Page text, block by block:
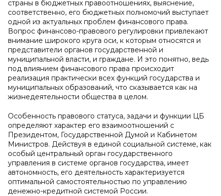
страны в бюджетных правоотношениях, выяснение,
соответственно, его бюджетных полномочий выступает
одной из актуальных проблем финансового права.
Вопрос финансово-правового регулировки привлекают
внимание широкого круга оси, к которым относятся и
представители органов государственной и
муниципальной власти, и граждане. И это понятно, ведь
под влиянием финансового права происходит
реализация практически всех функций государства и
муниципальных образований, что сказывается как на
жизнедеятельности общества в целом.
Особенность правового статуса, задачи и функции ЦБ
определяют характер его взаимоотношений с
Президентом, Государственной Думой и Кабинетом
Министров. Действуя в единой социальной системе, как
особый центральный орган государственного
управления в системе органов государства, имеет
автономность, его деятельность характеризуется
оптимальной самостоятельностью по управлению
денежно-кредитной системой России.